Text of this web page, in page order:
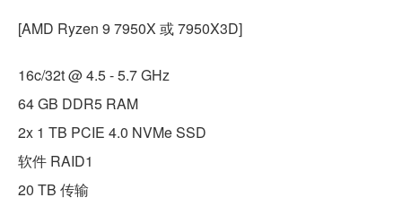
[AMD Ryzen 9 7950X 或 7950X3D]
16c/32t @ 4.5 - 5.7 GHz
64 GB DDR5 RAM
2x 1 TB PCIE 4.0 NVMe SSD
软件 RAID1
20 TB 传输